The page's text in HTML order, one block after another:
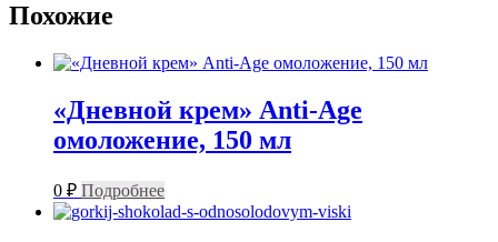
Похожие
«Дневной крем» Anti-Age
омоложение, 150 мл
0 ₽ Подробнее